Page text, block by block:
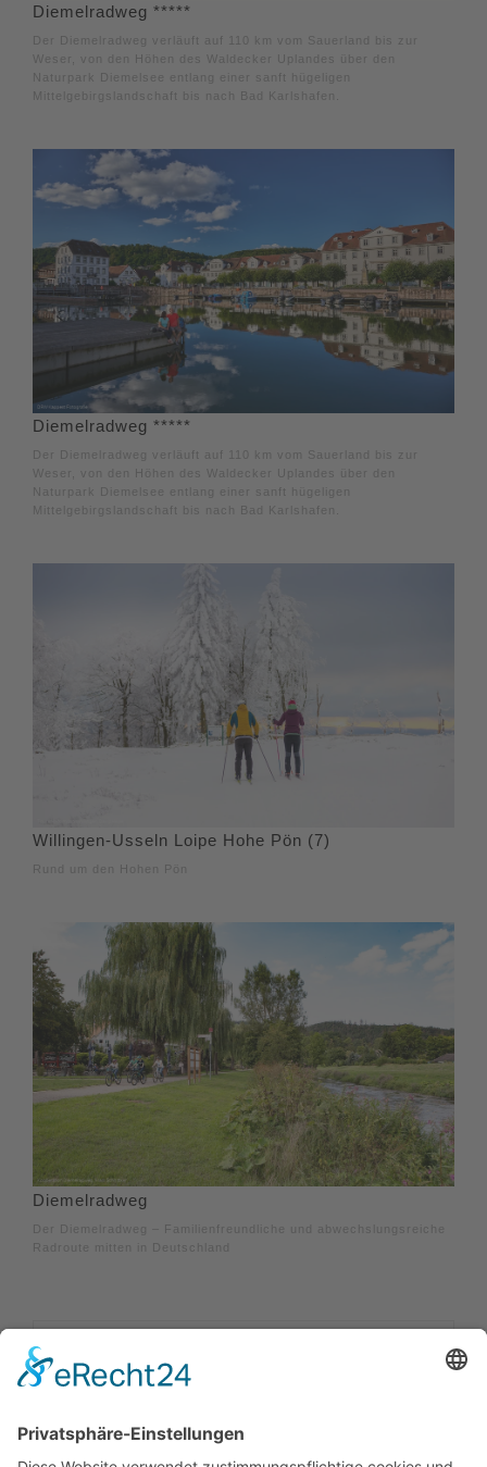
Diemelradweg *****
Der Diemelradweg verläuft auf 110 km vom Sauerland bis zur
Weser, von den Höhen des Waldecker Uplandes über den
Naturpark Diemelsee entlang einer sanft hügeligen
Mittelgebirgslandschaft bis nach Bad Karlshafen.
Diemelradweg *****
Der Diemelradweg verläuft auf 110 km vom Sauerland bis zur
Weser, von den Höhen des Waldecker Uplandes über den
Naturpark Diemelsee entlang einer sanft hügeligen
Mittelgebirgslandschaft bis nach Bad Karlshafen.
Willingen-Usseln Loipe Hohe Pön (7)
Rund um den Hohen Pön
Diemelradweg
Der Diemelradweg – Familienfreundliche und abwechslungsreiche
Radroute mitten in Deutschland